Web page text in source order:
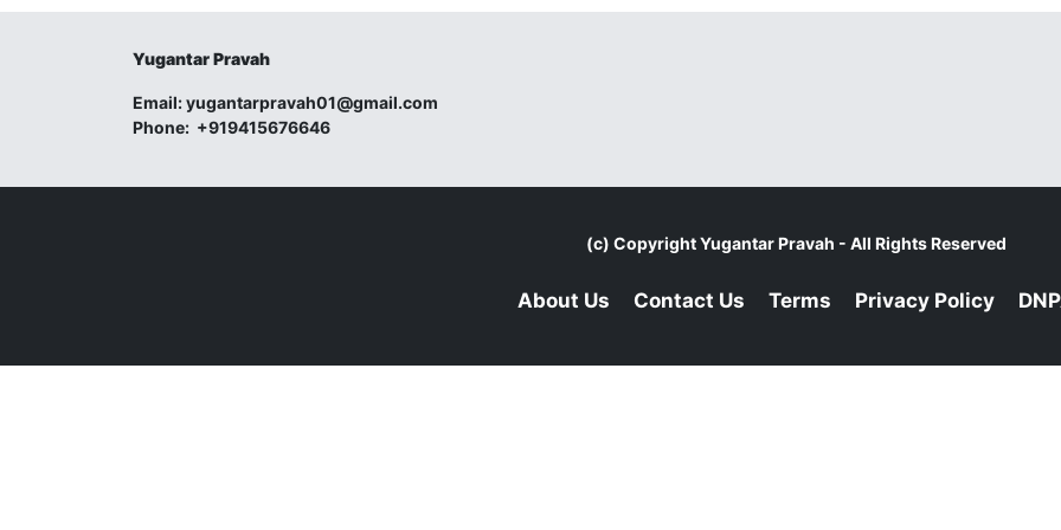
Yugantar Pravah
Email:yugantarpravah01@gmail.com
Phone: +919415676646
(c) CopyrightYugantar Pravah - All Rights Reserved
About Us Contact Us Terms Privacy Policy